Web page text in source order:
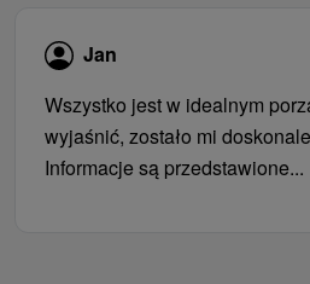
Jan
Wszystko jest w idealnym
wyjaśnić, zostało mi
Informacje są przedstawione...